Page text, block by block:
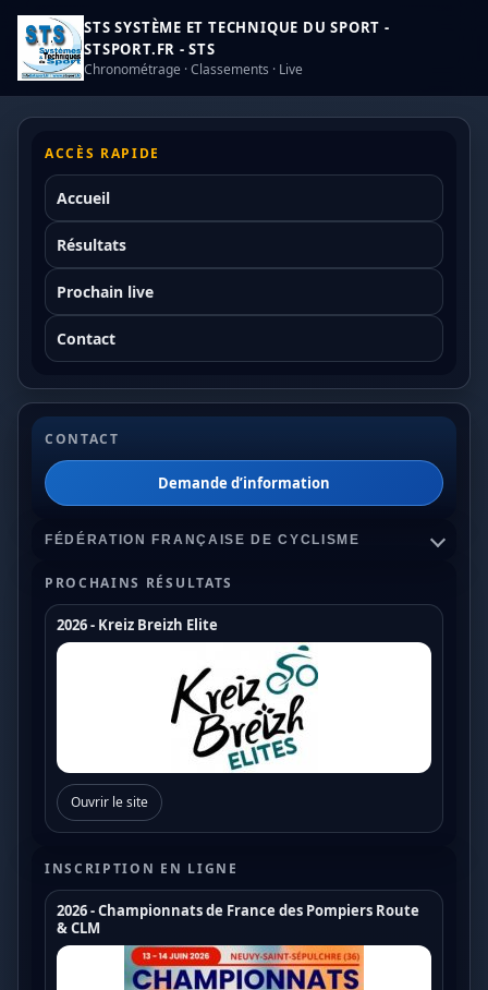
STS SYSTÈME ET TECHNIQUE DU SPORT -
STSPORT.FR - STS
Chronométrage · Classements · Live
ACCÈS RAPIDE
Accueil
Résultats
Prochain live
Contact
CONTACT
Demande d’information
FÉDÉRATION FRANÇAISE DE CYCLISME
Championnats de France
Coupe de France Cyclo Cross
Coupe de France N1
Coupe de France N2
Coupe de France N3
Coupe de France U17
Coupe de France U19
Trophée de France
PROCHAINS RÉSULTATS
2026 - Kreiz Breizh Elite
Ouvrir le site
INSCRIPTION EN LIGNE
2026 - Championnats de France des Pompiers Route
& CLM